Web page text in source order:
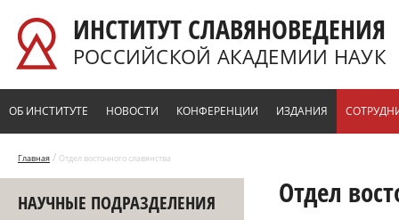
ИНСТИТУТ СЛАВЯНОВЕДЕНИЯ
РОССИЙСКОЙ АКАДЕМИИ НАУК
ОБ ИНСТИТУТЕ НОВОСТИ КОНФЕРЕНЦИИ ИЗДАНИЯ
Главная / Отдел восточного славянства
НАУЧНЫЕ ПОДРАЗДЕЛЕНИЯ Отдел